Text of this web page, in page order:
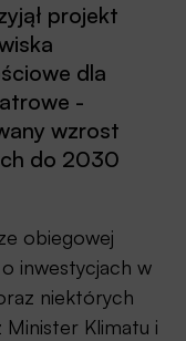
projekt
dla
-
wzrost
do 2030
obiegowej
inwestycjach w
niektórych
Minister Klimatu i